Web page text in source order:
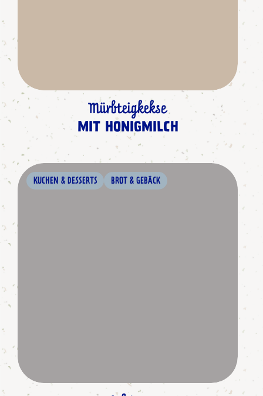
Mürbteigkekse
MIT HONIGMILCH
KUCHEN & DESSERTS BROT & GEBÄCK